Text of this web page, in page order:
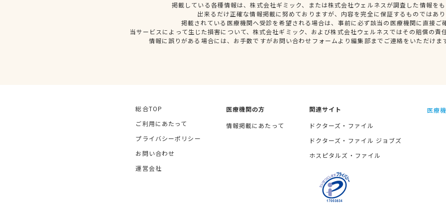
掲載している各種情報は、株式会社ギミック、または株式会社ウェルネスが調査した情報を
出来るだけ正確な情報掲載に努めておりますが、内容を完全に保証するものではあ
掲載されている医療機関へ受診を希望される場合は、事前に必ず該当の医療機関に直接ご
当サービスによって生じた損害について、株式会社ギミック、および株式会社ウェルネスではその賠償の責
情報に誤りがある場合には、お手数ですがお問い合わせフォームより編集部までご連絡をいただけま
総合TOP
ご利用にあたって
プライバシーポリシー
お問い合わせ
運営会社
医療機関の方
情報掲載にあたって
関連サイト
ドクターズ・ファイル
ドクターズ・ファイル ジョブズ
ホスピタルズ・ファイル
医療